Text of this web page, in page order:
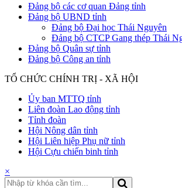
Đảng bộ các cơ quan Đảng tỉnh
Đảng bộ UBND tỉnh
Đảng bộ Đại học Thái Nguyên
Đảng bộ CTCP Gang thép Thái
Đảng bộ Quân sự tỉnh
Đảng bộ Công an tỉnh
TỔ CHỨC CHÍNH TRỊ - XÃ HỘI
Ủy ban MTTQ tỉnh
Liên đoàn Lao động tỉnh
Tỉnh đoàn
Hội Nông dân tỉnh
Hội Liên hiệp Phụ nữ tỉnh
Hội Cựu chiến binh tỉnh
×